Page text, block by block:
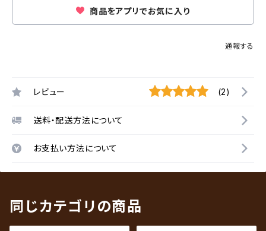
商品をアプリでお気に入り
通報する
レビュー (2)
送料・配送方法について
お支払い方法について
同じカテゴリの商品